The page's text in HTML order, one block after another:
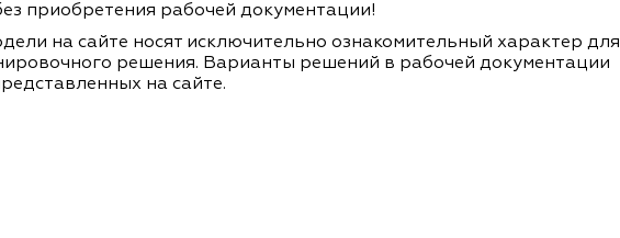
приобретения рабочей документации!
на сайте носят исключительно ознакомительный характер для
решения. Варианты решений в рабочей документации
на сайте.